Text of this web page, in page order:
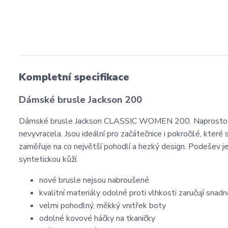
Kompletní specifikace
Dámské brusle Jackson 200
Dámské brusle Jackson CLASSIC WOMEN 200.
nevyvracela. Jsou ideální pro začátečnice i pokročilé,
zaměřuje na co největší pohodlí a hezký design.
syntetickou kůží.
nové brusle nejsou nabroušené
kvalitní materiály odolné proti vlhkosti zaručují
velmi pohodlný, měkký vnitřek boty
odolné kovové háčky na tkaničky